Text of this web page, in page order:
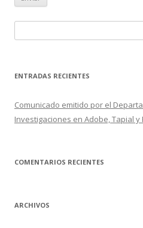
u
c
r
:
ENTRADAS RECIENTES
Comunicado emitido por el
Investigaciones en Adobe, Tapial y
COMENTARIOS RECIENTES
ARCHIVOS